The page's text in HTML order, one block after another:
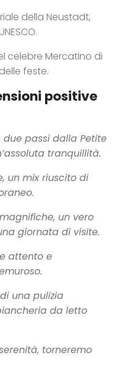
della Neustadt,
celebre Mercatino di
feste.
positive
due passi dalla Petite
tranquillità.
un mix riuscito di
un vero
giornata di visite.
attento e
una pulizia
da letto
torneremo